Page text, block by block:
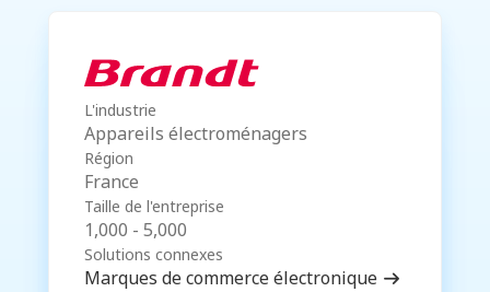
L'industrie
Appareils électroménagers
Région
France
Taille de l'entreprise
1,000 - 5,000
Solutions connexes
Marques de commerce électronique